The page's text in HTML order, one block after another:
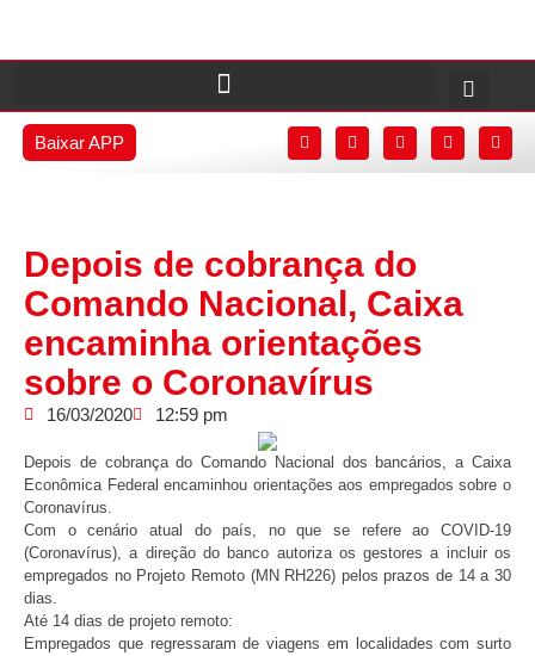
Baixar APP
Depois de cobrança do
Comando Nacional, Caixa
encaminha orientações
sobre o Coronavírus
16/03/2020 12:59 pm
Depois de cobrança do Comando Nacional dos bancários, a Caixa
Econômica Federal encaminhou orientações aos empregados sobre o
Coronavírus.
Com o cenário atual do país, no que se refere ao COVID-19
(Coronavírus), a direção do banco autoriza os gestores a incluir os
empregados no Projeto Remoto (MN RH226) pelos prazos de 14 a 30
dias.
Até 14 dias de projeto remoto:
Empregados que regressaram de viagens em localidades com surto